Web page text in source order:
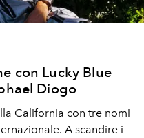
con Lucky Blue
Diogo
California con tre nomi
A scandire i